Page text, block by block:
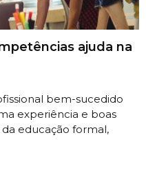
ajuda na
bem-sucedido
experiência e boas
educação formal,